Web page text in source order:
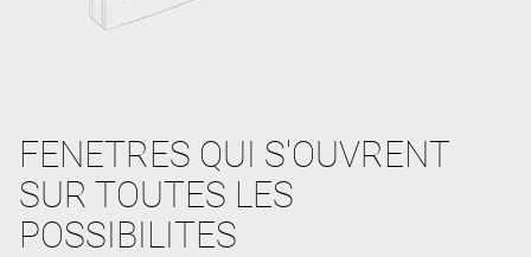
FENETRES QUI S'OUVRENT
SUR TOUTES LES
POSSIBILITES